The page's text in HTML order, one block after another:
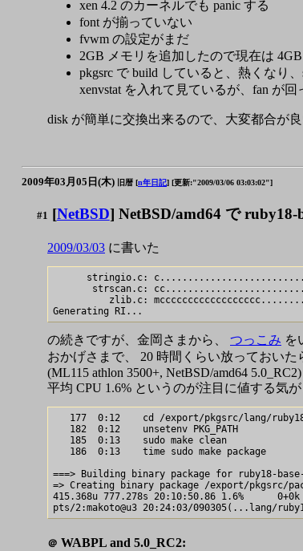
xen 4.2 のカーネルでも panic する
font が揃っていない
fvwm の設定がまだ
2GB メモリを追加したので現在は 4GB
pkgsrc で build していると、熱くなり
xenvstat を入れて見ているが、fan が回
disk が簡単に交換出来るので、大変都合が
2009年03月05日(木) 旧暦 [n年日記] [更新:"2009/03/06 03:03:02"]
#1 [NetBSD] NetBSD/amd64 で ruby18-
2009/03/03 に書いた
stringio.c:
strscan.c:
zlib.c:
の続きですが、金岡さまから、 つっこみ を
おかげさまで、 20 時間くらい放っておいた
(ML115 athlon 3500+, NetBSD/amd64 5.0_RC2)
平均 CPU 1.6% というのが注目に値する気が
177  0:12    cd /export/pkgsrc/lang/
   182  0:12    unsetenv PKG_PATH
   185  0:13    sudo make clean
   186  0:13    time sudo make package
===> Building binary package for ruby18-
=> Creating binary package /export/pkgsrc/
415.368u 777.278s 20:10:50.86 1.6%      0+0k
＠ WABPL and 5.0_RC2: